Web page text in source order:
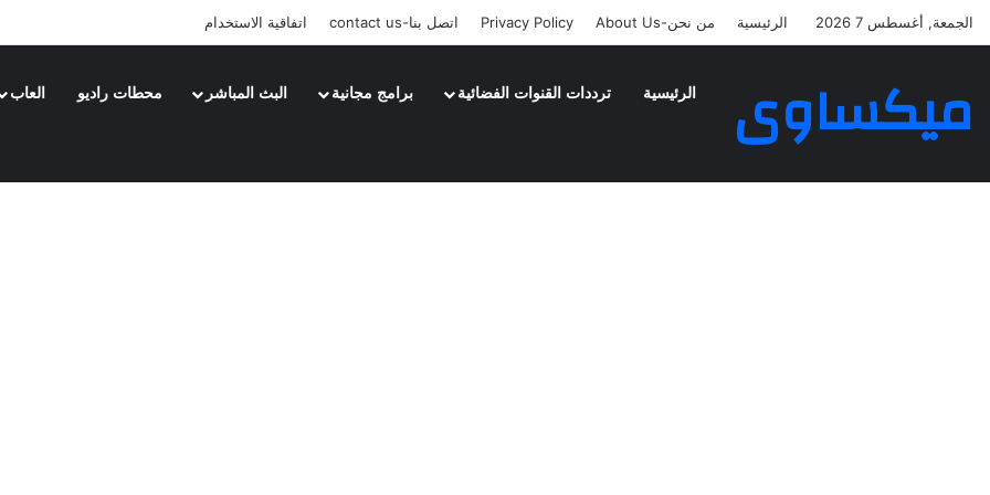
الجمعة, أغسطس 7 2026 الرئيسية من نحن-About Us Privacy Policy اتصل بنا-contact us اتفاقية الاستخدام
ميكساوى الرئيسية ترددات القنوات الفضائية برامج مجانية البث المباشر محطات راديو العاب